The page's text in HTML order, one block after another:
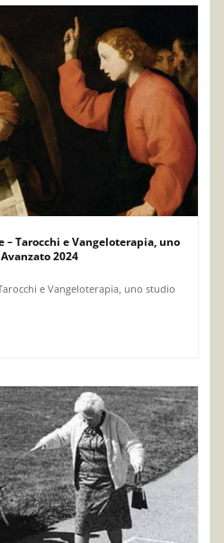
Tarocchi e Vangeloterapia, uno
2024
e Vangeloterapia, uno studio